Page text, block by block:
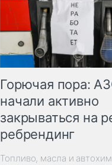
Горючая пора:
начали активно
закрываться на
ребрендинг
Топливо, масла и